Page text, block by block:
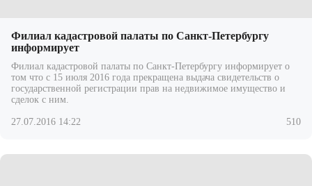
Филиал кадастровой палаты по Санкт-Петербургу
информирует
Филиал кадастровой палаты по Санкт-Петербургу информирует о
том что с 15 июля 2016 года прекращена выдача свидетельств о
государственной регистрации прав на недвижимое имущество и
сделок с ним.
27.07.2016 14:22 510